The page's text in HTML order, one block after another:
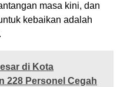
masa kini, dan
kebaikan adalah
di Kota
228 Personel Cegah